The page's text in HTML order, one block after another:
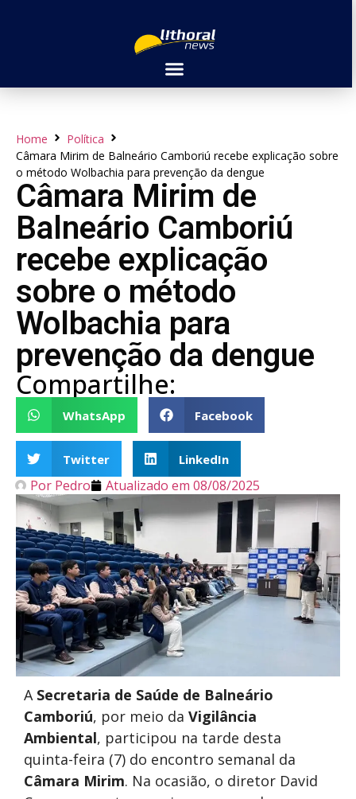
Home
Política
Câmara Mirim de Balneário Camboriú recebe explicação sobre
o método Wolbachia para prevenção da dengue
Câmara Mirim de
Balneário Camboriú
recebe explicação
sobre o método
Wolbachia para
prevenção da dengue
Compartilhe:
WhatsApp Facebook
Twitter LinkedIn
Por Pedro Atualizado em 08/08/2025
A Secretaria de Saúde de Balneário
Camboriú, por meio da Vigilância
Ambiental, participou na tarde desta
quinta-feira (7) do encontro semanal da
Câmara Mirim. Na ocasião, o diretor David